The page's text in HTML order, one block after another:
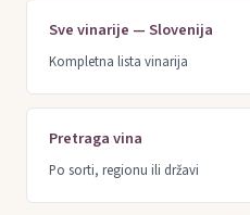
Sve vinarije — Slovenija
Kompletna lista vinarija
Pretraga vina
Po sorti, regionu ili državi